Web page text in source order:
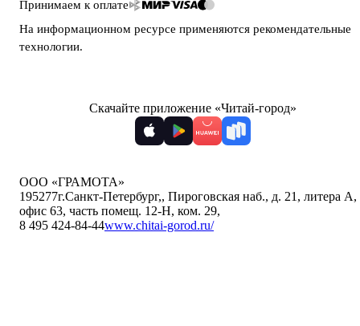
Принимаем к оплате
На информационном ресурсе применяются рекомендательные
технологии.
Скачайте приложение «Читай-город»
ООО «ГРАМОТА»
195277г.Санкт-Петербург,, Пироговская наб., д. 21, литера А,
офис 63, часть помещ. 12-Н, ком. 29,
8 495 424-84-44www.chitai-gorod.ru/